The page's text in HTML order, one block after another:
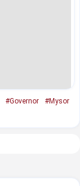
#Governor
#Mysor